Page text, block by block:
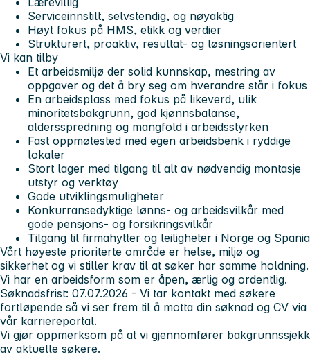
Serviceinnstilt, selvstendig, og nøyaktig
Høyt fokus på HMS, etikk og verdier
Strukturert, proaktiv, resultat- og løsningsorientert
Vi kan tilby
Et arbeidsmiljø der solid kunnskap, mestring av
oppgaver og det å bry seg om hverandre står i fokus
En arbeidsplass med fokus på likeverd, ulik
minoritetsbakgrunn, god kjønnsbalanse,
aldersspredning og mangfold i arbeidsstyrken
Fast oppmøtested med egen arbeidsbenk i ryddige
lokaler
Stort lager med tilgang til alt av nødvendig montasje
utstyr og verktøy
Gode utviklingsmuligheter
Konkurransedyktige lønns- og arbeidsvilkår med
gode pensjons- og forsikringsvilkår
Tilgang til firmahytter og leiligheter i Norge og Spania
Vårt høyeste prioriterte område er helse, miljø og
sikkerhet og vi stiller krav til at søker har samme holdning.
Vi har en arbeidsform som er åpen, ærlig og ordentlig.
Søknadsfrist: 07.07.2026 - Vi tar kontakt med søkere
fortløpende så vi ser frem til å motta din søknad og CV via
vår karriereportal.
Vi gjør oppmerksom på at vi gjennomfører bakgrunnssjekk
av aktuelle søkere.